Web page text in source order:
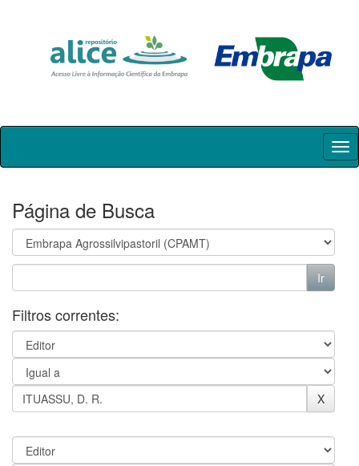
Skip
Página de Busca
Filtros correntes: